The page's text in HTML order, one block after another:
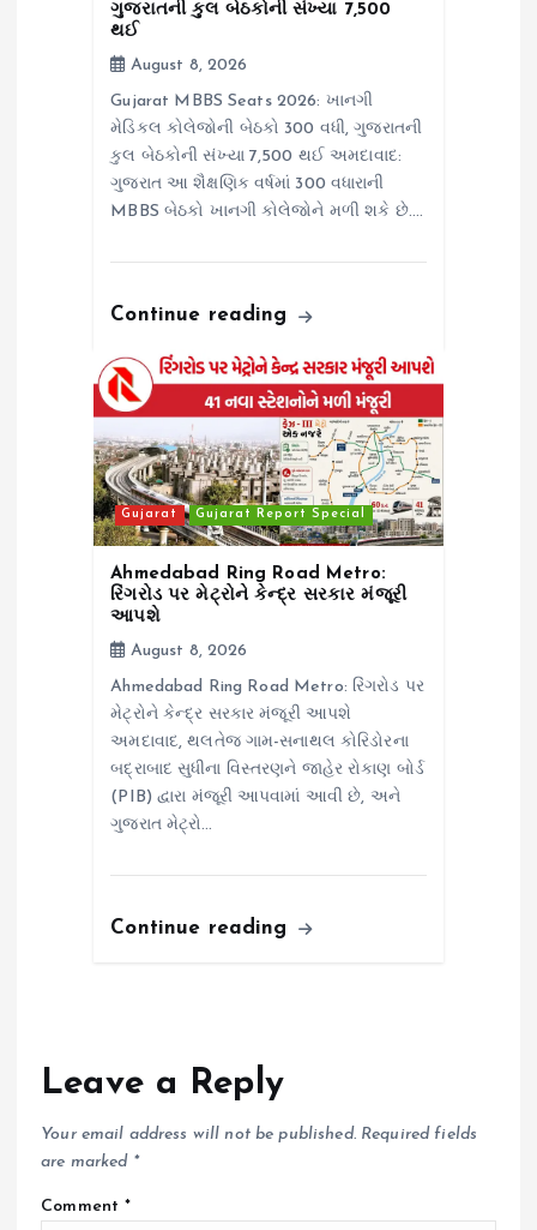
ગુજરાતની કુલ બેઠકોની સંખ્યા 7,500
થઈ
August 8, 2026
Gujarat MBBS Seats 2026: ખાનગી
મેડિકલ કોલેજોની બેઠકો 300 વધી, ગુજરાતની
કુલ બેઠકોની સંખ્યા 7,500 થઈ અમદાવાદ:
ગુજરાત આ શૈક્ષણિક વર્ષમાં 300 વધારાની
MBBS બેઠકો ખાનગી કોલેજોને મળી શકે છે.…
Continue reading
Gujarat Gujarat Report Special
Ahmedabad Ring Road Metro:
રિંગરોડ પર મેટ્રોને કેન્દ્ર સરકાર મંજૂરી
આપશે
August 8, 2026
Ahmedabad Ring Road Metro: રિંગરોડ પર
મેટ્રોને કેન્દ્ર સરકાર મંજૂરી આપશે
અમદાવાદ, થલતેજ ગામ-સનાથલ કોરિડોરના
બદ્રાબાદ સુધીના વિસ્તરણને જાહેર રોકાણ બોર્ડ
(PIB) દ્વારા મંજૂરી આપવામાં આવી છે, અને
ગુજરાત મેટ્રો…
Continue reading
Leave a Reply
Your email address will not be published. Required fields
are marked *
Comment*